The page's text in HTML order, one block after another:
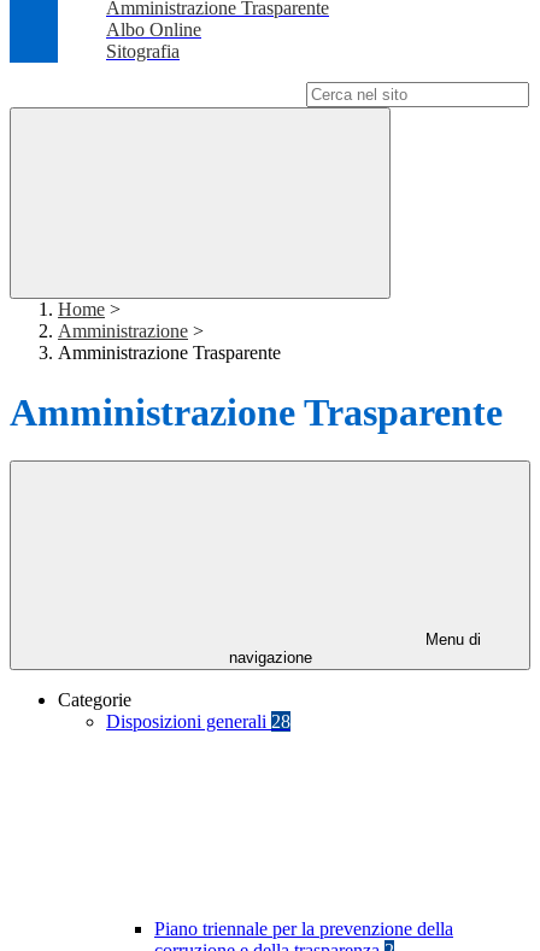
Amministrazione Trasparente
Albo Online
Sitografia
Home >
Amministrazione >
Amministrazione Trasparente
Amministrazione Trasparente
Menu di
navigazione
Categorie
Disposizioni generali 28
Piano triennale per la prevenzione della